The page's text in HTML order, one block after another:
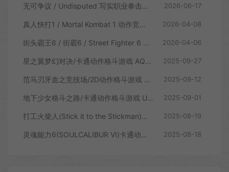
无可争议 / Undisputed 写实职业拳击格斗游戏 2026-06-17
真人快打1 / Mortal Kombat 1 动作竞技格斗游戏 2026-04-08
街头霸王6 / 街霸6 / Street Fighter 6 经典动作格斗游戏 2026-04-06
星之翼梦幻对决/卡通动作格斗游戏 AQUAPAZZA 下载 2025-09-27
范马刃牙血之竞技场/2D动作格斗游戏 Baki Hanma Blood Arena 下载 2025-09-12
地下少女格斗之路/卡通动作格斗游戏 UnderGirl SP 下载 2025-09-01
打工火柴人(Stick it to the Stickman)闯关物理格斗游戏|下载 2025-08-19
灵魂能力6(SOULCALIBUR VI)卡通动作格斗游戏|下载 2025-08-18